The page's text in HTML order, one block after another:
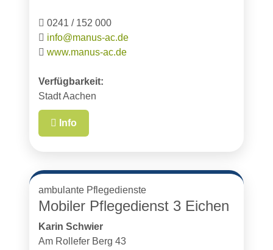
0241 / 152 000
info@manus-ac.de
www.manus-ac.de
Verfügbarkeit:
Stadt Aachen
Info
ambulante Pflegedienste
Mobiler Pflegedienst 3 Eichen
Karin Schwier
Am Rollefer Berg 43